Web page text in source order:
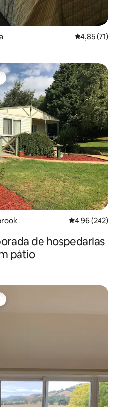
4,85 de uma
4,85 (71)
dos hóspedes
4,96 de uma
4,96 (242)
de hospedarias
pátio
dos hóspedes